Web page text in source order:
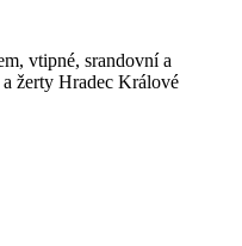
vtipné, srandovní a
žerty Hradec Králové